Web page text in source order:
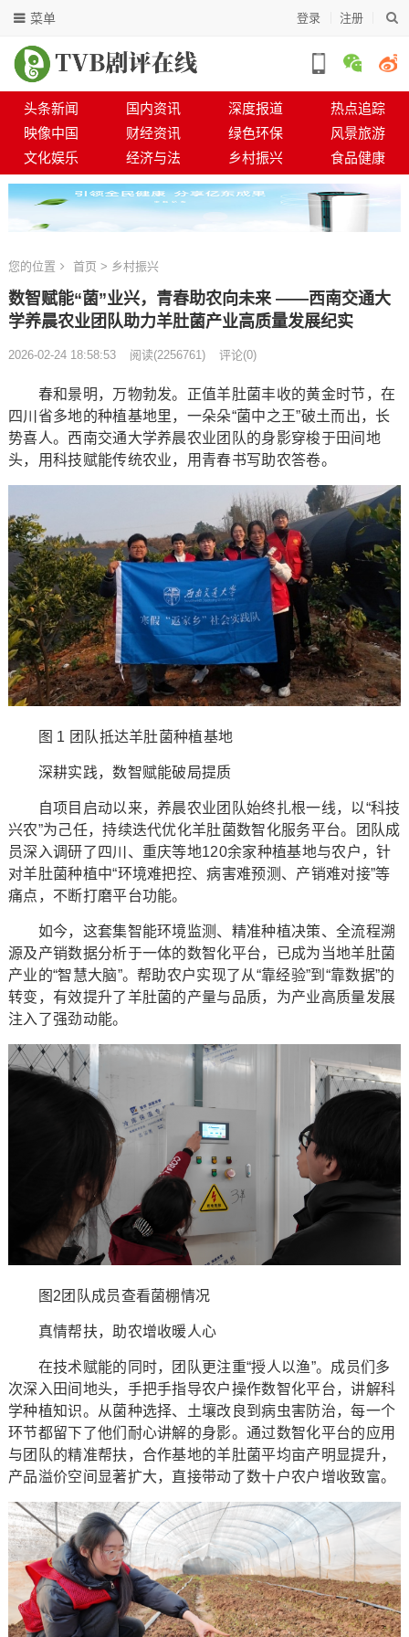
登录 注册
菜单
头条新闻 国内资讯 深度报道
热点追踪
映像中国
财经资讯 绿色环保
风景旅游
文化娱乐
经济与法 乡村振兴 食品健康
您的位置 首页 > 乡村振兴
数智赋能“菌”业兴，青春助农向未来 ——西南交通大
学养晨农业团队助力羊肚菌产业高质量发展纪实
2026-02-24 18:58:53 阅读(2256761) 评论(0)
春和景明，万物勃发。正值羊肚菌丰收的黄金时节，在
四川省多地的种植基地里，一朵朵“菌中之王”破土而出，长
势喜人。西南交通大学养晨农业团队的身影穿梭于田间地
头，用科技赋能传统农业，用青春书写助农答卷。
图 1 团队抵达羊肚菌种植基地
深耕实践，数智赋能破局提质
自项目启动以来，养晨农业团队始终扎根一线，以“科技
兴农”为己任，持续迭代优化羊肚菌数智化服务平台。团队成
员深入调研了四川、重庆等地120余家种植基地与农户，针
对羊肚菌种植中“环境难把控、病害难预测、产销难对接”等
痛点，不断打磨平台功能。
如今，这套集智能环境监测、精准种植决策、全流程溯
源及产销数据分析于一体的数智化平台，已成为当地羊肚菌
产业的“智慧大脑”。帮助农户实现了从“靠经验”到“靠数据”的
转变，有效提升了羊肚菌的产量与品质，为产业高质量发展
注入了强劲动能。
图2团队成员查看菌棚情况
真情帮扶，助农增收暖人心
在技术赋能的同时，团队更注重“授人以渔”。成员们多
次深入田间地头，手把手指导农户操作数智化平台，讲解科
学种植知识。从菌种选择、土壤改良到病虫害防治，每一个
环节都留下了他们耐心讲解的身影。通过数智化平台的应用
与团队的精准帮扶，合作基地的羊肚菌平均亩产明显提升，
产品溢价空间显著扩大，直接带动了数十户农户增收致富。